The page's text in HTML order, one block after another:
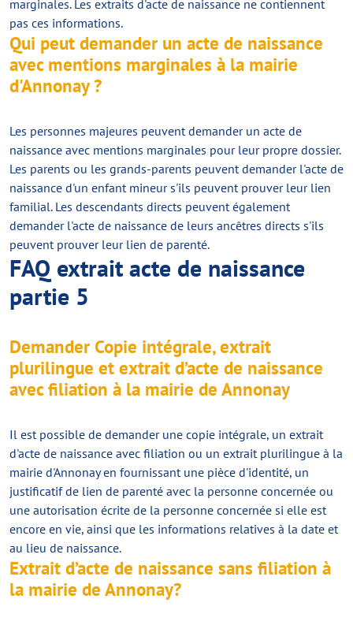
marginales. Les extraits d'acte de naissance ne contiennent
pas ces informations.
Qui peut demander un acte de naissance
avec mentions marginales à la mairie
d'Annonay ?
Les personnes majeures peuvent demander un acte de
naissance avec mentions marginales pour leur propre dossier.
Les parents ou les grands-parents peuvent demander l'acte de
naissance d'un enfant mineur s'ils peuvent prouver leur lien
familial. Les descendants directs peuvent également
demander l'acte de naissance de leurs ancêtres directs s'ils
peuvent prouver leur lien de parenté.
FAQ extrait acte de naissance
partie 5
Demander Copie intégrale, extrait
plurilingue et extrait d’acte de naissance
avec filiation à la mairie de Annonay
Il est possible de demander une copie intégrale, un extrait
d'acte de naissance avec filiation ou un extrait plurilingue à la
mairie d'Annonay en fournissant une pièce d'identité, un
justificatif de lien de parenté avec la personne concernée ou
une autorisation écrite de la personne concernée si elle est
encore en vie, ainsi que les informations relatives à la date et
au lieu de naissance.
Extrait d’acte de naissance sans filiation à
la mairie de Annonay?